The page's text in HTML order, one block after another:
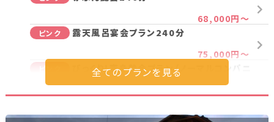
68,000円～
ピンク
露天風呂宴会プラン240分
75,000円～
びっくり！変身艶会プラン（ノーマルコンパニ
オン90分→スーパーコンパニオン120分）
38,500円～